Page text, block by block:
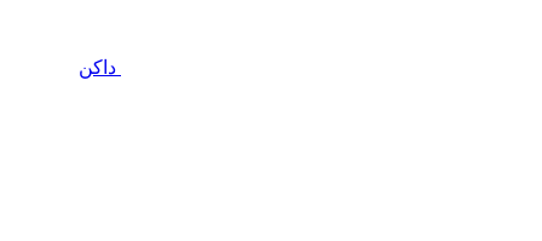
داكن